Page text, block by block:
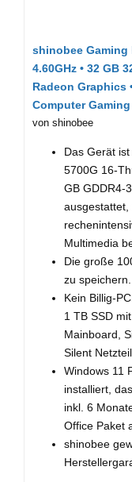
shinobee Gaming
4.60GHz • 32 GB
Radeon Graphics
Computer Gaming
von shinobee
Das Gerät
5700G 16-
GB GDDR4-
Multimedia
Die große
zu speichern.
Kein Billig-
1 TB SSD
Mainboard,
Silent
Windows 11
installiert,
inkl. 6
Office Paket
shinobee